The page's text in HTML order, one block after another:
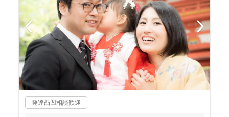
発達凸凹相談歓迎